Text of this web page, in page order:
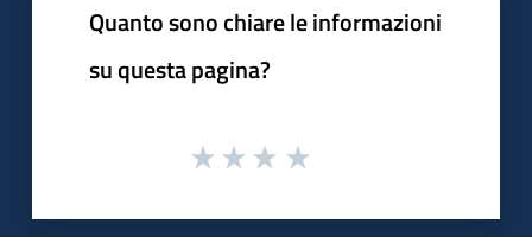
Quanto sono chiare le informazioni
su questa pagina?